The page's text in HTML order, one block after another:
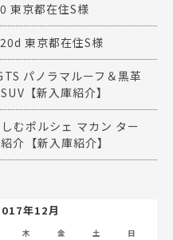
東京都在住S様
東京都在住S様
パノラマルーフ＆黒革
【新入庫紹介】
むポルシェ マカン ター
介【新入庫紹介】
年12月
木 金 土 日